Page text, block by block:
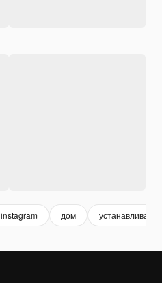
instagram дом устанавливать